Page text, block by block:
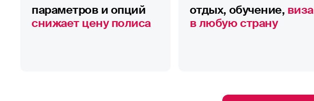
параметров и опций
снижает цену полиса
отдых, обучение, виза
в любую страну